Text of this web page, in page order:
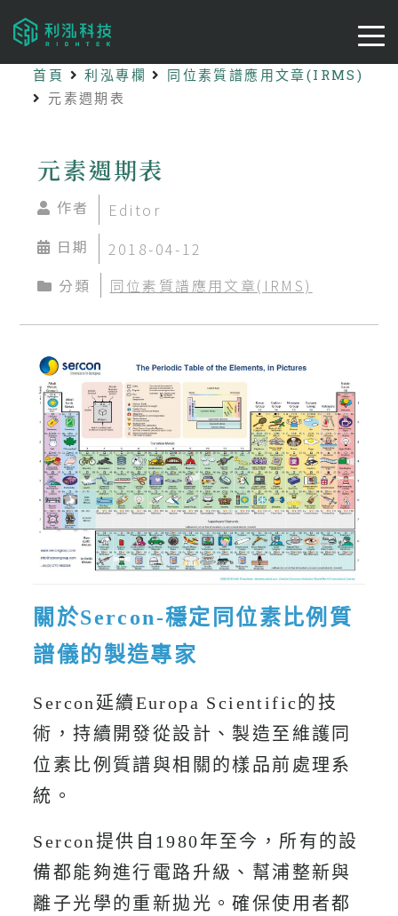
首頁 利泓專欄
同位素質譜應用文章(IRMS)
元素週期表
元素週期表
作者
Editor
日期
2018-04-12
分類
同位素質譜應用文章(IRMS)
關於Sercon-穩定同位素比例質
譜儀的製造專家
Sercon延續Europa Scientific的技
術，持續開發從設計、製造至維護同
位素比例質譜與相關的樣品前處理系
統。
Sercon提供自1980年至今，所有的設
備都能夠進行電路升級、幫浦整新與
離子光學的重新拋光。確保使用者都